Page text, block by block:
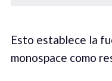
Esto establece la
monospace como